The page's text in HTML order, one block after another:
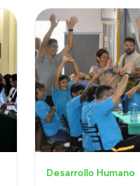
Desarrollo Humano